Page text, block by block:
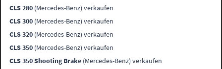
CLS 280 (Mercedes-Benz) verkaufen
CLS 300 (Mercedes-Benz) verkaufen
CLS 320 (Mercedes-Benz) verkaufen
CLS 350 (Mercedes-Benz) verkaufen
CLS 350 Shooting Brake (Mercedes-Benz) verkaufen